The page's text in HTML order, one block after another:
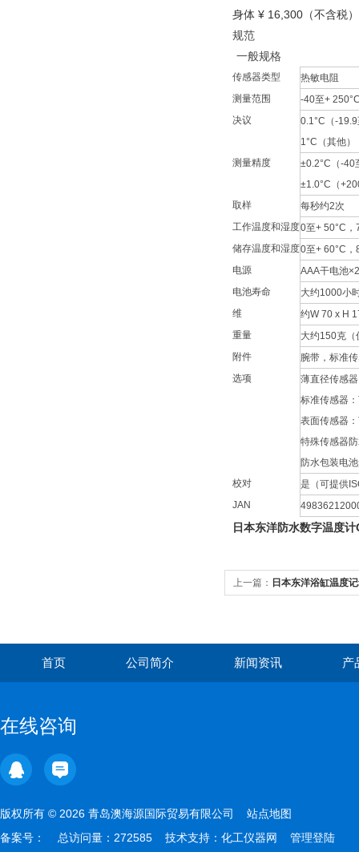
身体 ¥ 16,300（不含税）
规范
一般规格
传感器类型
热敏电阻
测量范围
-40至+
决议
0.1°C（-
1°C（其他）
测量精度
±0.2°C（-40
±1.0°C（
取样
每秒约2次
工作温度和湿度0至+ 50°C
储存温度和湿度0至+ 60°C
电源
AAA干电池
电池寿命
大约1000小
维
约W 70 x H
重量
大约150克（
附件
腕带，标准
选项
薄直径传感
标准传感器
表面传感器
特殊传感器
防水包装电
校对
是（可提供
JAN
日本东洋防水数字温度
上一篇： 日本东洋浴缸温度
首页 公司简介 新闻资讯 产
在线咨询
版权所有 © 2026 青岛澳海源国际贸易有限公司 站点地图
备案号：
总访问量：272585 技术支持： 化工仪器网 管理登陆